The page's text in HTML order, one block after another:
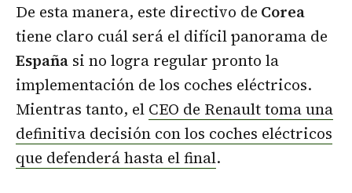
De esta manera, este directivo de Corea
tiene claro cuál será el difícil panorama de
España si no logra regular pronto la
implementación de los coches eléctricos.
Mientras tanto, el CEO de Renault toma una
definitiva decisión con los coches eléctricos
que defenderá hasta el final.